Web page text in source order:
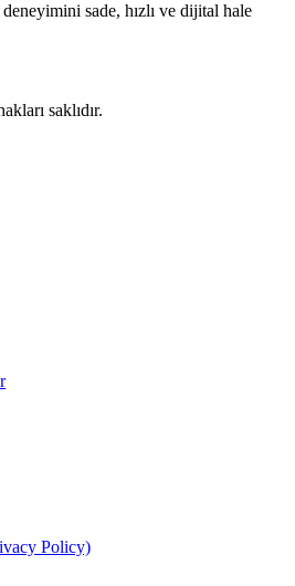
sade, hızlı ve dijital hale
saklıdır.
Policy)